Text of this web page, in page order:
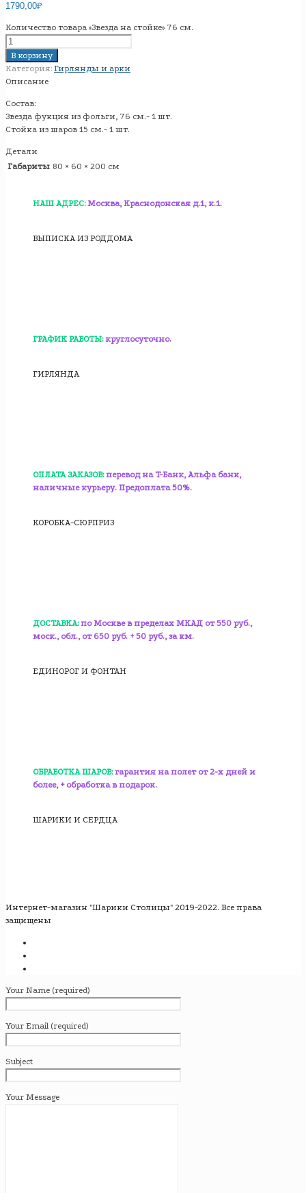
1790,00₽
Количество товара «Звезда на стойке» 76 см.
В корзину
Категория: Гирлянды и арки
Описание
Состав:
Звезда фукция из фольги, 76 см.- 1 шт.
Стойка из шаров 15 см.- 1 шт.
Детали
Габариты 80 × 60 × 200 см
НАШ АДРЕС: Москва, Краснодонская д.1, к.1.
ВЫПИСКА ИЗ РОДДОМА
ГРАФИК РАБОТЫ: круглосуточно.
ГИРЛЯНДА
ОПЛАТА ЗАКАЗОВ: перевод на T-Банк, Альфа банк,
наличные курьеру. Предоплата 50%.
КОРОБКА-СЮРПРИЗ
ДОСТАВКА: по Москве в пределах МКАД от 550 руб.,
моск., обл., от 650 руб. + 50 руб., за км.
ЕДИНОРОГ И ФОНТАН
ОБРАБОТКА ШАРОВ: гарантия на полет от 2-х дней и
более, + обработка в подарок.
ШАРИКИ И СЕРДЦА
Интернет-магазин "Шарики Столицы" 2019-2022. Все права
защищены
Your Name (required)
Your Email (required)
Subject
Your Message